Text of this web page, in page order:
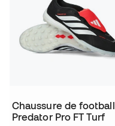
Chaussure de football
Predator Pro FT Turf